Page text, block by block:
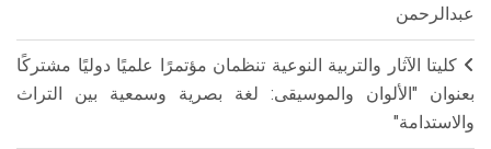
عبدالرحمن
كليتا الآثار والتربية النوعية تنظمان مؤتمرًا علميًا دوليًا مشتركًا
بعنوان "الألوان والموسيقى: لغة بصرية وسمعية بين التراث
والاستدامة"